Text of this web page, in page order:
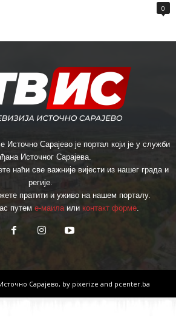
0
Источно Сарајево је портал који је у служби
Источног Сарајева.
наћи све важније вијести из нашег града и
регије.
пратити и уживо на нашем порталу.
путем е-маилаили контакт форме.
Сарајево, by pixerize and pcenter.ba